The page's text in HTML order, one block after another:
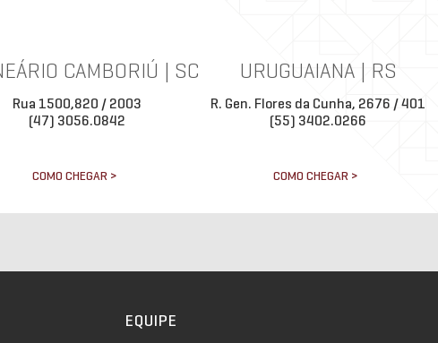
CAMBORIÚ | SC
Rua 1500,820 / 2003
(47) 3056.0842
COMO CHEGAR >
URUGUAIANA | RS
R. Gen. Flores da Cunha, 2676 / 401
(55) 3402.0266
COMO CHEGAR >
EQUIPE